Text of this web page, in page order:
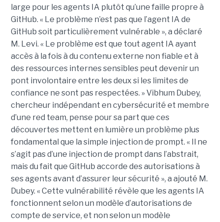
large pour les agents IA plutôt qu’une faille propre à
GitHub. « Le problème n’est pas que l’agent IA de
GitHub soit particulièrement vulnérable », a déclaré
M. Levi. « Le problème est que tout agent IA ayant
accès à la fois à du contenu externe non fiable et à
des ressources internes sensibles peut devenir un
pont involontaire entre les deux si les limites de
confiance ne sont pas respectées. » Vibhum Dubey,
chercheur indépendant en cybersécurité et membre
d’une red team, pense pour sa part que ces
découvertes mettent en lumière un problème plus
fondamental que la simple injection de prompt. « Il ne
s’agit pas d’une injection de prompt dans l’abstrait,
mais du fait que GitHub accorde des autorisations à
ses agents avant d’assurer leur sécurité », a ajouté M.
Dubey. « Cette vulnérabilité révèle que les agents IA
fonctionnent selon un modèle d’autorisations de
compte de service, et non selon un modèle